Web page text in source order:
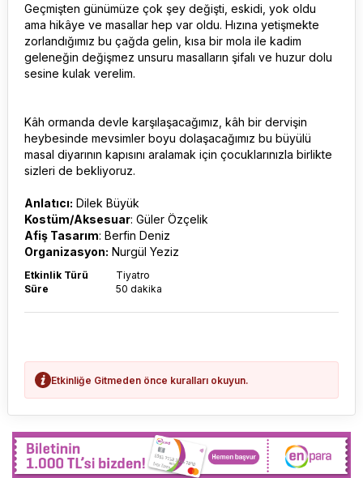
Geçmişten günümüze çok şey değişti, eskidi, yok oldu
ama hikâye ve masallar hep var oldu. Hızına yetişmekte
zorlandığımız bu çağda gelin, kısa bir mola ile kadim
geleneğin değişmez unsuru masalların şifalı ve huzur dolu
sesine kulak verelim.
Kâh ormanda devle karşılaşacağımız, kâh bir dervişin
heybesinde mevsimler boyu dolaşacağımız bu büyülü
masal diyarının kapısını aralamak için çocuklarınızla birlikte
sizleri de bekliyoruz.
Anlatıcı: Dilek Büyük
Kostüm/Aksesuar: Güler Özçelik
Afiş Tasarım: Berfin Deniz
Organizasyon: Nurgül Yeziz
Etkinlik Türü
Tiyatro
Süre
50 dakika
Etkinliğe Gitmeden önce kuralları okuyun.